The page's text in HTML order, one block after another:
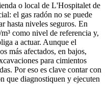
o local de L'Hospitalet de
el gas radón no se puede
hasta niveles seguros. En
como nivel de referencia y,
a actuar. Aunque el
más afectados, en bajos,
para cimientos
Por eso es clave contar con
que diagnostiquen y ejecuten